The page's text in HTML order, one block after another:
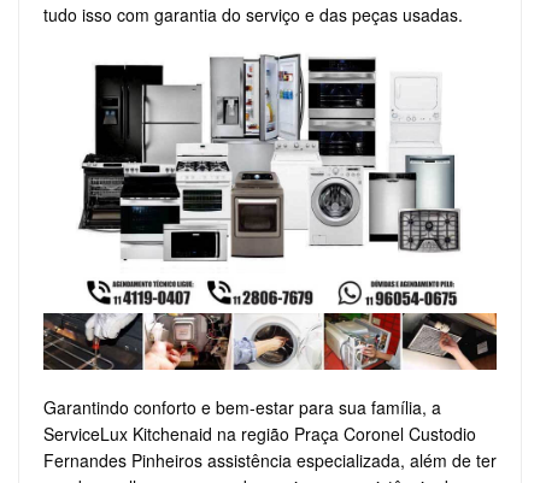
tudo isso com garantia do serviço e das peças usadas.
Garantindo conforto e bem-estar para sua família, a
ServiceLux Kitchenaid na região Praça Coronel Custodio
Fernandes Pinheiros assistência especializada, além de ter